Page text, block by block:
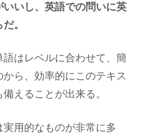
いし、英語での問いに英
。
はレベルに合わせて、簡
ら、効率的にこのテキス
えることが出来る。
用的なものが非常に多